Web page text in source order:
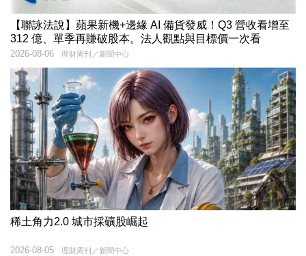
【聯詠法說】蘋果新機+邊緣 AI 備貨發威！Q3 營收看增至
312 億、單季再賺破股本。法人觀點與目標價一次看
理財周刊／新聞中心
2026-08-06
稀土角力2.0 城市採礦股崛起
理財周刊／新聞中心
2026-08-05